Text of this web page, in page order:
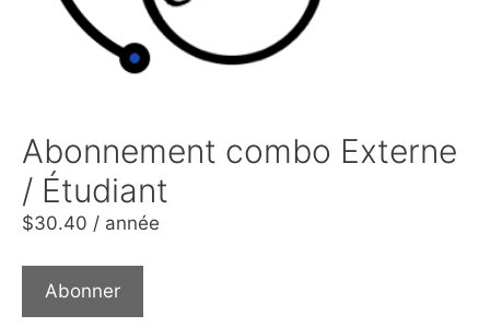
Abonnement combo Externe
/ Étudiant
$30.40 / année
Abonner